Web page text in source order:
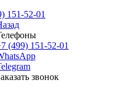
151-52-01
(499) 151-52-01
звонок